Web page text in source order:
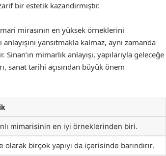
bir estetik kazandırmıştır.
mirasının en yüksek örneklerini
yansıtmakla kalmaz, aynı zamanda
mimarlık anlayışı, yapılarıyla geleceğe
sanat tarihi açısından büyük önem
mimarisinin en iyi örneklerinden biri.
olarak birçok yapıyı da içerisinde barındırır.